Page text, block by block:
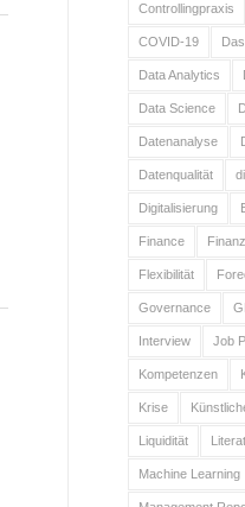
Controllingpraxis
COVID-19
Data Analytics
Data Science
Datenanalyse
Datenqualität
Digitalisierung
Finance
Flexibilität
Governance
Interview Job
Kompetenzen
Krise
Liquidität
Machine Learning